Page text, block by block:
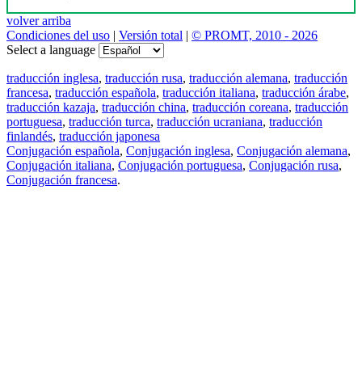
volver arriba
Condiciones del uso | Versión total | © PROMT, 2010 - 2026
Select a language
traducción inglesa, traducción rusa, traducción alemana, traducción
francesa, traducción española, traducción italiana, traducción árabe,
traducción kazaja, traducción china, traducción coreana, traducción
portuguesa, traducción turca, traducción ucraniana, traducción
finlandés, traducción japonesa
Conjugación española, Conjugación inglesa, Conjugación alemana,
Conjugación italiana, Conjugación portuguesa, Conjugación rusa,
Conjugación francesa.